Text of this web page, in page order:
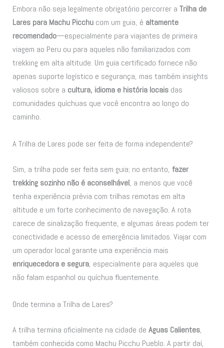
Embora não seja legalmente obrigatório percorrer aTrilha de
Lares para Machu Picchu com um guia, é altamente
recomendado—especialmente para viajantes de primeira
viagem ao Peru ou para aqueles não familiarizados com
trekking em alta altitude. Um guia certificado fornece não
apenas suporte logístico e segurança, mas também insights
valiosos sobre a cultura, idioma e história locais das
comunidades quíchuas que você encontra ao longo do
caminho.
A Trilha de Lares pode ser feita de forma independente?
Sim, a trilha pode ser feita sem guia; no entanto,fazer
trekking sozinho não é aconselhável, a menos que você
tenha experiência prévia com trilhas remotas em alta
altitude e um forte conhecimento de navegação. A rota
carece de sinalização frequente, e algumas áreas podem ter
conectividade e acesso de emergência limitados. Viajar com
um operador local garante uma experiência mais
enriquecedora e segura, especialmente para aqueles que
não falam espanhol ou quíchua fluentemente.
Onde termina a Trilha de Lares?
A trilha termina oficialmente na cidade deAguas Calientes,
também conhecida como Machu Picchu Pueblo. A partir daí,